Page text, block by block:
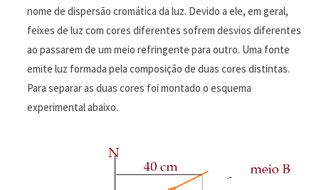
nome de dispersão cromática da luz. Devido a ele, em geral,
feixes de luz com cores diferentes sofrem desvios diferentes
ao passarem de um meio refringente para outro. Uma fonte
emite luz formada pela composição de duas cores distintas.
Para separar as duas cores foi montado o esquema
experimental abaixo.